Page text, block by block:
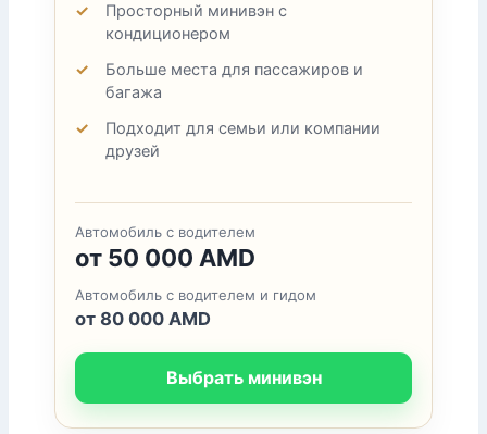
Просторный минивэн с
кондиционером
Больше места для пассажиров и
багажа
Подходит для семьи или компании
друзей
Автомобиль с водителем
от 50 000 AMD
Автомобиль с водителем и гидом
от 80 000 AMD
Выбрать минивэн